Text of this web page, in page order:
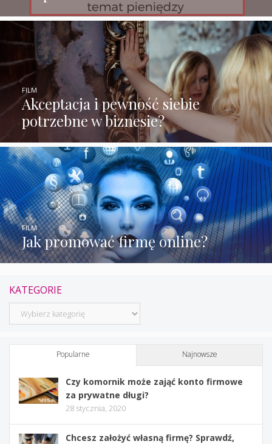
Akceptacja i pewność siebie
potrzebne w biznesie?
FILM
Jak promować firmę online?
FILM
KATEGORIE
Kategorie
Popularne Najnowsze
Czy komornik może zająć konto firmowe
za prywatne długi?
28 stycznia, 2020
Chcesz założyć własną firmę? Sprawdź,